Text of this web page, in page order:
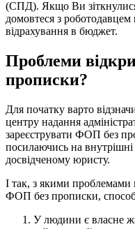
Бувають ситуації, коли
Києві, без прописки і
(СПД). Якщо Ви
відрахування в бюджет.
Проблеми
прописки?
Для початку варто
центру надання
зареєструвати ФОП без
досвідченому юристу.
ФОП без прописки,